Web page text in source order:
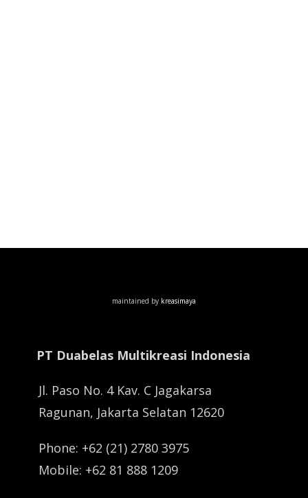
maintained by kreasimaya
PT Duabelas Multikreasi Indonesia
Jl. Paso No. 4 Kav. C Jagakarsa
Ragunan, Jakarta Selatan 12620
Phone: +62 (21) 2780 3975
Mobile: +62 81 888 1209